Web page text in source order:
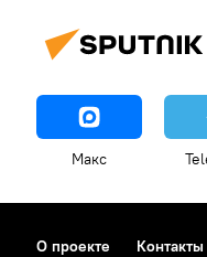
Макс
О проекте Контакты